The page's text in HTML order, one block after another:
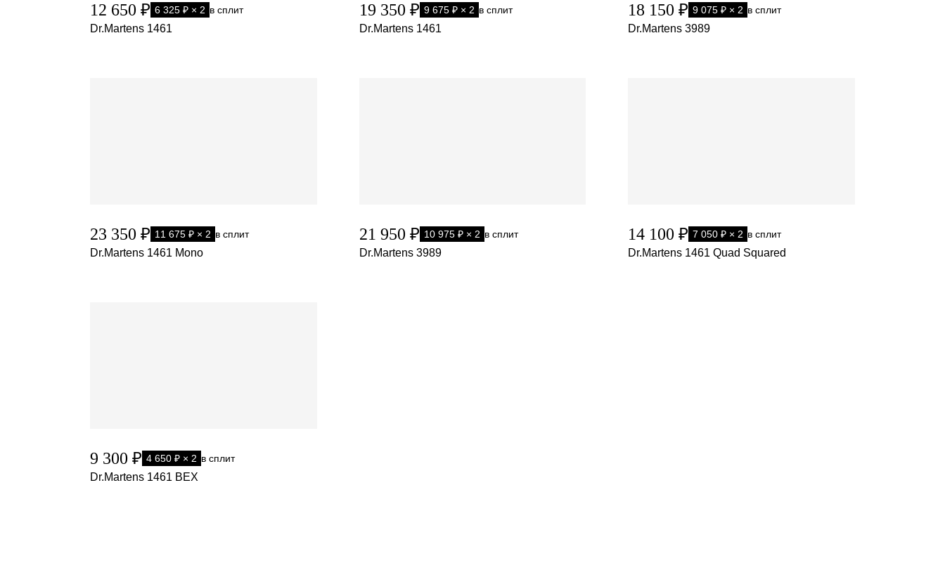
12 650 ₽ 6 325 ₽ × 2 в сплит
Dr.Martens 1461
19 350 ₽ 9 675 ₽ × 2 в сплит
Dr.Martens 1461
18 150 ₽ 9 075 ₽ × 2 в сплит
Dr.Martens 3989
23 350 ₽ 11 675 ₽ × 2 в сплит
Dr.Martens 1461 Mono
21 950 ₽ 10 975 ₽ × 2 в сплит
Dr.Martens 3989
14 100 ₽ 7 050 ₽ × 2 в сплит
Dr.Martens 1461 Quad Squared
9 300 ₽ 4 650 ₽ × 2 в сплит
Dr.Martens 1461 BEX